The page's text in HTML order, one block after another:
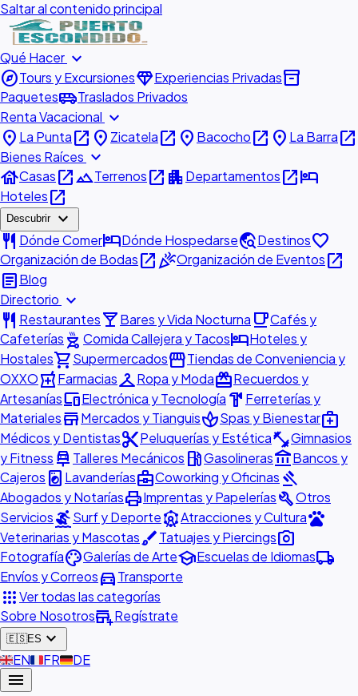
Saltar al contenido principal
Qué Hacer expand_more
exploreTours y ExcursionesdiamondExperiencias Privadasinventory_2
Paquetesairport_shuttleTraslados Privados
Renta Vacacional expand_more
place La Puntaopen_in_new place Zicatelaopen_in_new place Bacochoopen_in_new place La Barraopen_in_new
Bienes Raíces expand_more
houseCasasopen_in_newlandscapeTerrenosopen_in_new apartmentDepartamentosopen_in_newhotel
Hotelesopen_in_new
Descubrir expand_more
restaurant Dónde ComerhotelDónde Hospedarsetravel_exploreDestinosfavorite
Organización de Bodasopen_in_newcelebrationOrganización de Eventosopen_in_new
articleBlog
Directorio expand_more
restaurant Restauranteslocal_barBares y Vida Nocturna local_cafeCafés y
Cafeterías outdoor_grill Comida Callejera y TacoshotelHoteles y
Hostalesshopping_cartSupermercadosstorefrontTiendas de Conveniencia y
OXXOlocal_pharmacyFarmaciascheckroomRopa y ModaredeemRecuerdos y
ArtesaníasdevicesElectrónica y Tecnología hardware Ferreterías y
MaterialesstoreMercados y TianguisspaSpas y Bienestarmedical_services
Médicos y Dentistascontent_cutPeluquerías y Estéticafitness_centerGimnasios
y Fitness car_repair Talleres Mecánicos local_gas_stationGasolinerasaccount_balanceBancos y
Cajeros local_laundry_service Lavanderíasbusiness_centerCoworking y Oficinas gavel
Abogados y NotaríasprintImprentas y PapeleríasbuildOtros
ServiciossurfingSurf y DeporteattractionsAtracciones y Culturapets
Veterinarias y MascotasbrushTatuajes y Piercingsphoto_camera
FotografíapaletteGalerías de ArteschoolEscuelas de Idiomaslocal_shipping
Envíos y Correosdirections_carTransporte
appsVer todas las categorías
Sobre Nosotrosadd_businessRegístrate
🇪🇸ES expand_more
🇬🇧EN🇫🇷FR🇩🇪DE
menu